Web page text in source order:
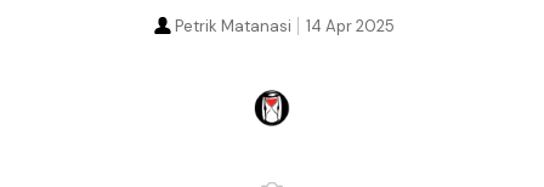
14 Apr 2025
Petrik Matanasi